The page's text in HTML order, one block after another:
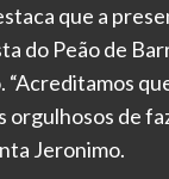
que a
do Peão de
orgulhosos de
Jeronimo.